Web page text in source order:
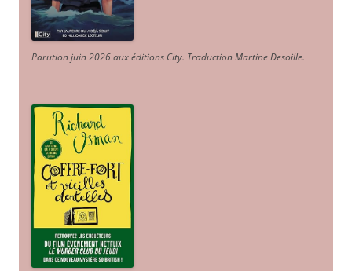
Parution juin 2026 aux éditions City. Traduction Martine Desoille.